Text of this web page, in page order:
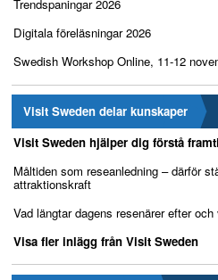
Trendspaningar 2026
Digitala föreläsningar 2026
Swedish Workshop Online, 11-12
Visit Sweden delar kunskaper
Visit Sweden hjälper dig förstå
Måltiden som reseanledning – därför
attraktionskraft
Vad längtar dagens resenärer efter
Visa fler inlägg från Visit Sweden